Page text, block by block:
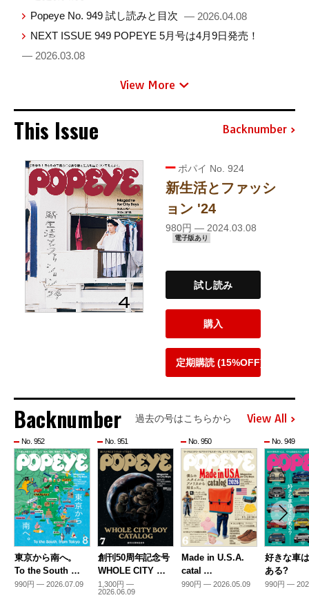
Popeye No. 949 試し読みと目次 — 2026.04.08
NEXT ISSUE 949 POPEYE 5月号は4月9日発売！
— 2026.03.08
View More
This Issue Backnumber
ポパイ No. 924
新生活とファッシ
ョン '24
980円 — 2024.03.08
電子版あり
試し読み
購入
定期購読 (15%OFF)
Backnumber 過去の号はこちらから View All
No. 952
東京から南へ。
To the South …
990円 — 2026.07.09
No. 951
創刊50周年記念号
WHOLE CITY …
1,300円 —
2026.06.09
No. 950
Made in U.S.A.
catal …
990円 — 2026.05.09
No. 949
好きな車
ある?
990円 —